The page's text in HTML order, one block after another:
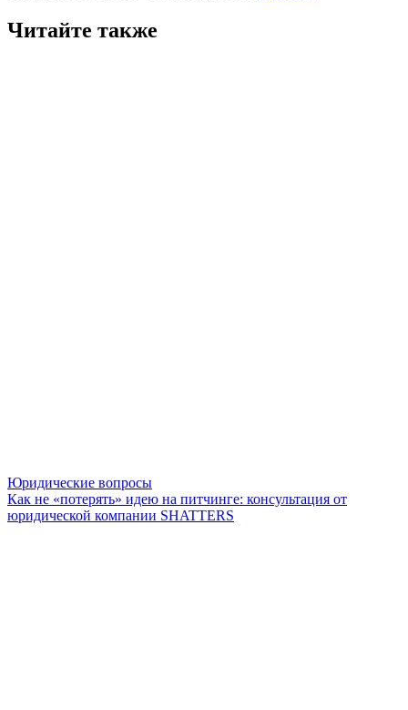
Читайте также
Юридические вопросы
Как не «потерять» идею на питчинге: консультация от
юридической компании SHATTERS